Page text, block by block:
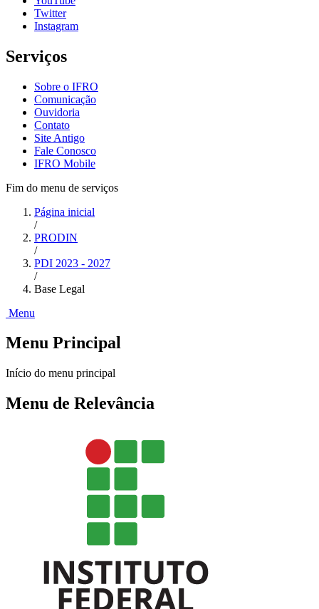
Twitter
Instagram
Serviços
Sobre o IFRO
Comunicação
Ouvidoria
Contato
Site Antigo
Fale Conosco
IFRO Mobile
Fim do menu de serviços
Página inicial
/
PRODIN
/
PDI 2023 - 2027
/
Base Legal
Menu
Menu Principal
Início do menu principal
Menu de Relevância